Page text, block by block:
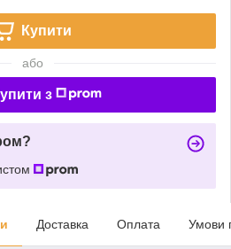
Купити
або
з
Доставка Оплата Умови